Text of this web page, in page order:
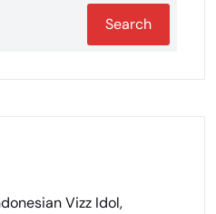
Search
Vizz Idol,